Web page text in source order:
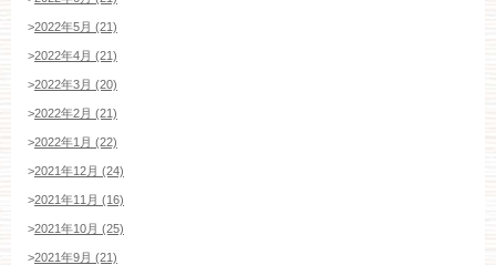
>2022年5月 (21)
>2022年4月 (21)
>2022年3月 (20)
>2022年2月 (21)
>2022年1月 (22)
>2021年12月 (24)
>2021年11月 (16)
>2021年10月 (25)
>2021年9月 (21)